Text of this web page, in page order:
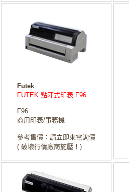
Futek
FUTEK 點陣式印表 F96
F96
商用印表/事務機
參考售價：請立即來電詢價
( 破壞行情廠商施壓！)